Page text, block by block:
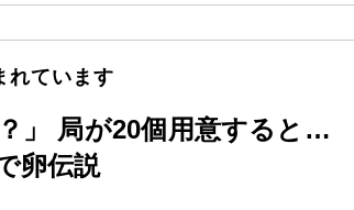
れています
」 局が20個用意すると…
卵伝説